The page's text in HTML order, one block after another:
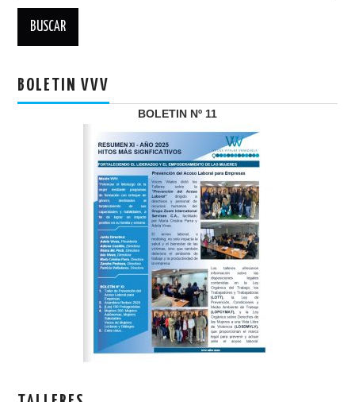
BOLETIN VVV
BOLETIN Nº 11